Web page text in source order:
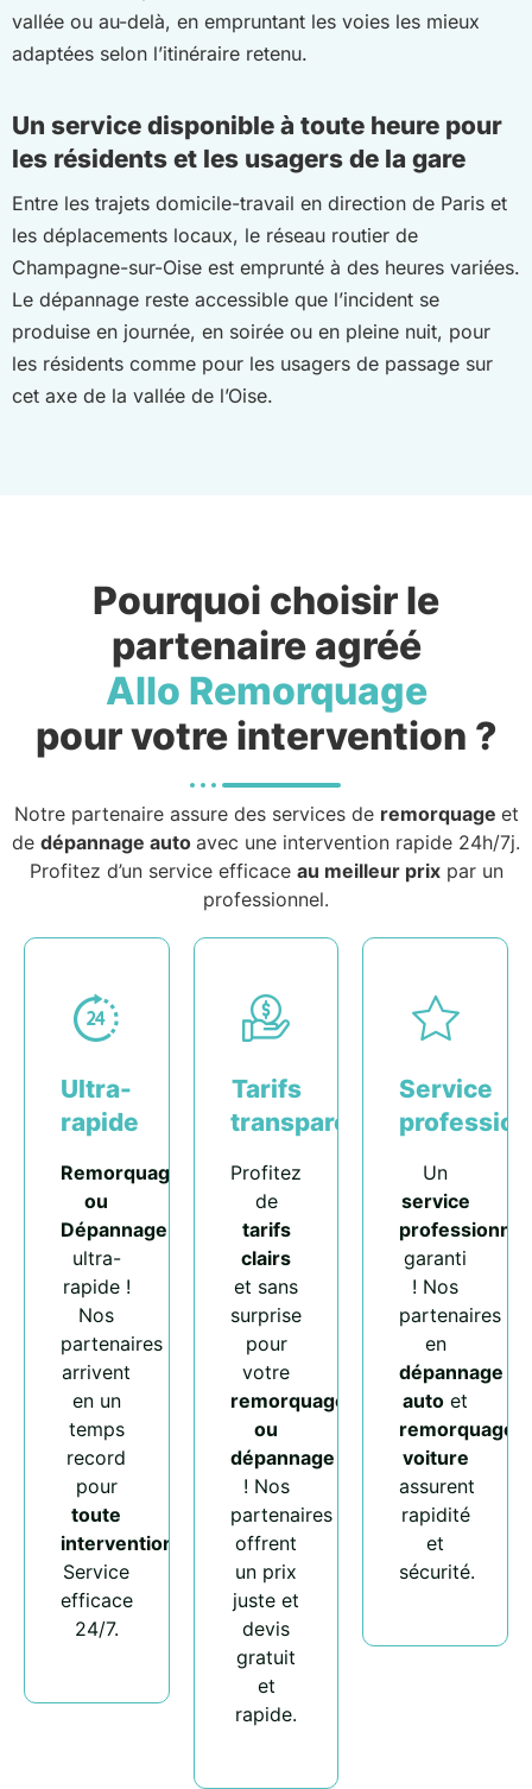
vallée ou au-delà, en empruntant les voies les mieux
adaptées selon l’itinéraire retenu.
Un service disponible à toute heure pour
les résidents et les usagers de la gare
Entre les trajets domicile-travail en direction de Paris et
les déplacements locaux, le réseau routier de
Champagne-sur-Oise est emprunté à des heures variées.
Le dépannage reste accessible que l’incident se
produise en journée, en soirée ou en pleine nuit, pour
les résidents comme pour les usagers de passage sur
cet axe de la vallée de l’Oise.
Pourquoi choisir le
partenaire agréé
Allo Remorquage
pour votre intervention ?
Notre partenaire assure des services de remorquage et
de dépannage auto avec une intervention rapide 24h/7j.
Profitez d’un service efficace au meilleur prixpar un
professionnel.
Ultra-
rapide
Remorquage
ou
Dépannage
ultra-
rapide !
Nos
partenaires
arrivent
en un
temps
record
pour
toute
intervention
Service
efficace
24/7.
Tarifs
transparents
Profitez
de
tarifs
clairs
et sans
surprise
pour
votre
remorquage
ou
dépannage
! Nos
partenaires
offrent
un prix
juste et
devis
gratuit
et
rapide.
Service
Un
service
professionnel
garanti
! Nos
partenaires
en
dépannage
auto et
remorquage
voiture
assurent
rapidité
et
sécurité.